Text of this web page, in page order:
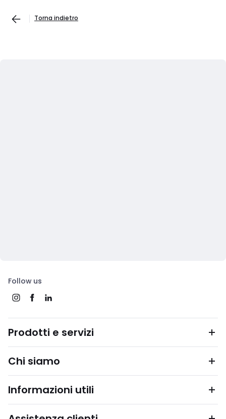
Torna indietro
Follow us
Prodotti e servizi
Chi siamo
Informazioni utili